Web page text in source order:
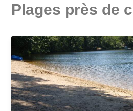
Plages près de